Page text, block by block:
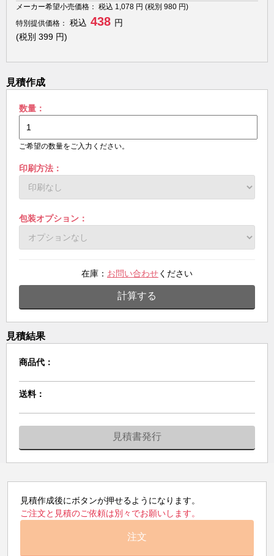
メーカー希望小売価格： 税込 1,078 円 (税別 980 円)
特別提供価格：
税込 438 円
(税別 399 円)
見積作成
数量：
ご希望の数量をご入力ください。
印刷方法：
包装オプション：
在庫： お問い合わせください
計算する
見積結果
商品代：
送料：
見積書発行
見積作成後にボタンが押せるようになります。
ご注文と見積のご依頼は別々でお願いします。
注文